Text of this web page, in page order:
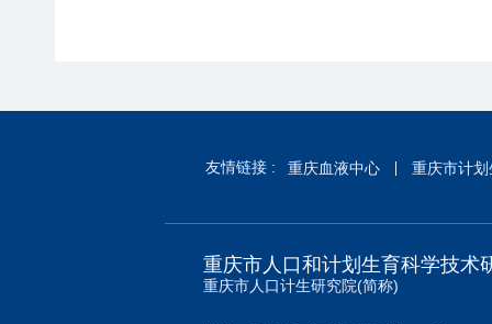
友情链接 : 重庆血液中心 重庆市计
重庆市人口和计划生育科学技术
重庆市人口计生研究院(简称)